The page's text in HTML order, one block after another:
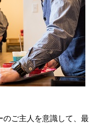
のご主人を意識して、最